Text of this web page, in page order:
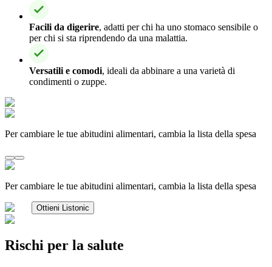
Facili da digerire, adatti per chi ha uno stomaco sensibile o
per chi si sta riprendendo da una malattia.
Versatili e comodi, ideali da abbinare a una varietà di
condimenti o zuppe.
Per cambiare le tue abitudini alimentari, cambia la lista della spesa
Per cambiare le tue abitudini alimentari, cambia la lista della spesa
Ottieni Listonic
Rischi per la salute